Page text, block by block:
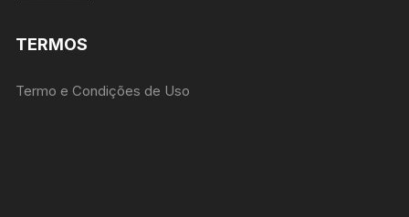
TERMOS
Termo e Condições de Uso